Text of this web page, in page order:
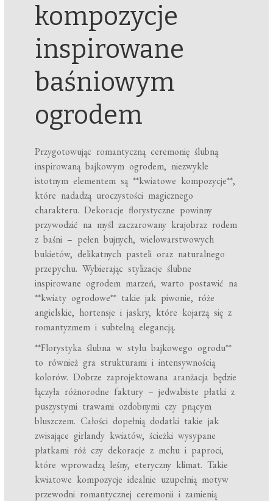
kompozycje
inspirowane
baśniowym
ogrodem
Przygotowując romantyczną ceremonię ślubną
inspirowaną bajkowym ogrodem, niezwykle
istotnym elementem są **kwiatowe kompozycje**,
które nadadzą uroczystości magicznego
charakteru. Dekoracje florystyczne powinny
przywodzić na myśl zaczarowany krajobraz rodem
z baśni – pełen bujnych, wielowarstwowych
bukietów, delikatnych pasteli oraz naturalnego
przepychu. Wybierając stylizacje ślubne
inspirowane ogrodem marzeń, warto postawić na
**kwiaty ogrodowe** takie jak piwonie, róże
angielskie, hortensje i jaskry, które kojarzą się z
romantyzmem i subtelną elegancją.
**Florystyka ślubna w stylu bajkowego ogrodu**
to również gra strukturami i intensywnością
kolorów. Dobrze zaprojektowana aranżacja będzie
łączyła różnorodne faktury – jedwabiste płatki z
puszystymi trawami ozdobnymi czy pnącym
bluszczem. Całości dopełnią dodatki takie jak
zwisające girlandy kwiatów, ścieżki wysypane
płatkami róż czy dekoracje z mchu i paproci,
które wprowadzą leśny, eteryczny klimat. Takie
kwiatowe kompozycje idealnie uzupełnią motyw
przewodni romantycznej ceremonii i zamienią